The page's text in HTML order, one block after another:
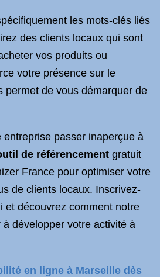
les mots-clés liés
des clients locaux qui sont
vos produits ou
votre présence sur le
permet de vous démarquer de
entreprise passer inaperçue à
de référencement gratuit
France pour optimiser votre
de clients locaux. Inscrivez-
et découvrez comment notre
développer votre activité à
en ligne à Marseille dès